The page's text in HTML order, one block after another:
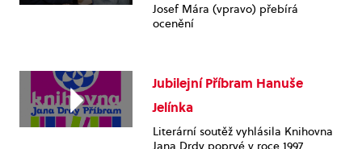
Josef Mára (vpravo) přebírá
ocenění
Jubilejní Příbram Hanuše
Jelínka
Literární soutěž vyhlásila Knihovna
Jana Drdy poprvé v roce 1997